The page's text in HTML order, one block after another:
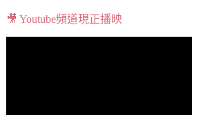
🎥 Youtube頻道現正播映